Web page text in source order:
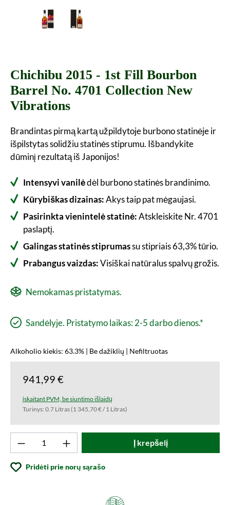
Chichibu 2015 - 1st Fill Bourbon
Barrel No. 4701 Collection New
Vibrations
Brandintas pirmą kartą užpildytoje burbono statinėje ir
išpilstytas solidžiu statinės stiprumu. Išbandykite
dūminį rezultatą iš Japonijos!
Intensyvi vanilėdėl burbono statinės brandinimo.
Kūrybiškas dizainas:Akys taip pat mėgaujasi.
Pasirinkta vienintelė statinė:Atskleiskite Nr. 4701
paslaptį.
Galingas statinės stiprumassu stipriais 63,3% tūrio.
Prabangus vaizdas:Visiškai natūralus spalvų grožis.
Nemokamas pristatymas.
Sandėlyje. Pristatymo laikas: 2-5 darbo dienos.*
Alkoholio kiekis: 63.3% | Be dažiklių | Nefiltruotas
941,99 €
įskaitant PVM, be siuntimo išlaidų
Turinys: 0.7 Litras(1 345,70 € / 1 Litras)
Produkto kiekis: Įveskite norimą vertę
Į krepšelį
Pridėti prie norų sąrašo